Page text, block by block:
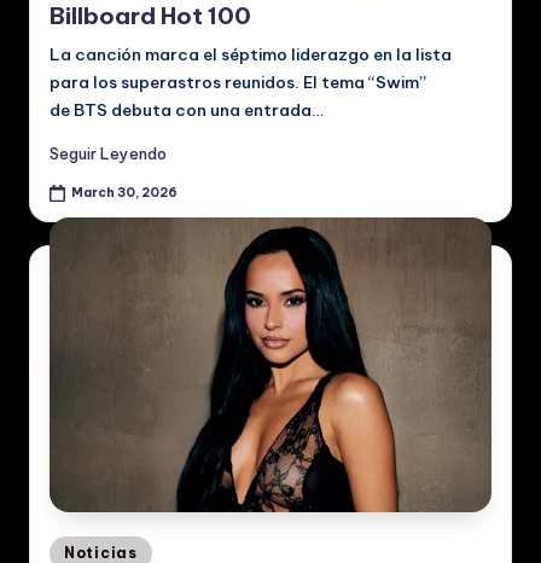
Billboard Hot 100
La canción marca el séptimo liderazgo en la lista
para los superastros reunidos. El tema “Swim”
de BTS debuta con una entrada…
Seguir Leyendo
March 30, 2026
Posted
Noticias